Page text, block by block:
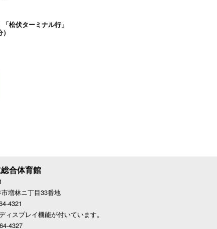
松伏ターミナル行」
合体育館
増林ニ丁目33番地
4321
ィスプレイ機能が付いています。
4327